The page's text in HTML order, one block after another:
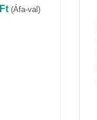
FtÁrtartomány:
(Áfa-val)